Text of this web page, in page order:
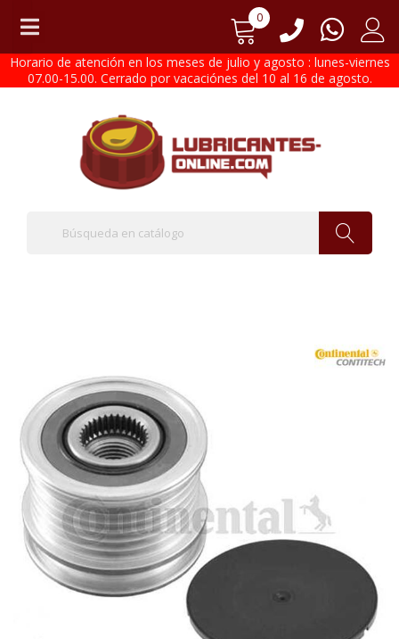
0
Horario de atención en los meses de julio y agosto : lunes-viernes
07.00-15.00. Cerrado por vacaciónes del 10 al 16 de agosto.